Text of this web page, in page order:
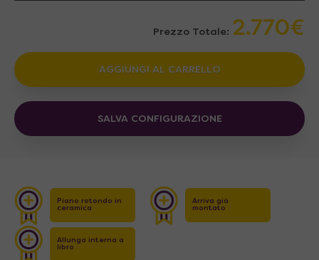
Prezzo Totale: 2.770€
AGGIUNGI AL CARRELLO
SALVA CONFIGURAZIONE
Piano rotondo in
ceramica
Arriva già
montato
Allunga interna a
libro